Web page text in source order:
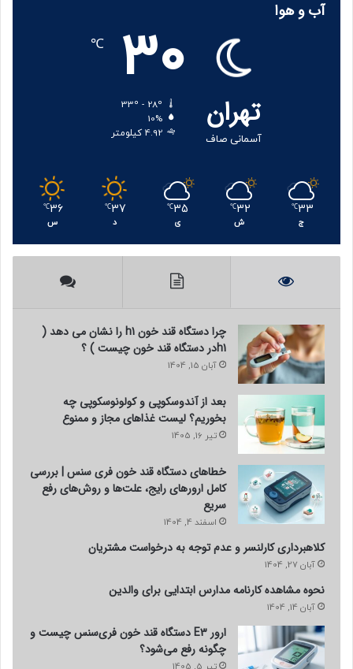
کپی لینک
آب و هوا
تهران
آسمانی صاف
30
℃
10%
4.92 کیلومتر
33
℃
ج
32
℃
ش
35
℃
ی
37
℃
د
36
℃
س
چرا دستگاه قند خون h1 را نشان می دهد (
h1در دستگاه قند خون چیست ) ؟
آبان 15, 1404
بعد از آندوسکوپی و کولونوسکوپی چه
بخوریم؟ لیست غذاهای مجاز و ممنوع
تیر 16, 1405
خطاهای دستگاه قند خون فری سنس | بررسی
کامل ارورهای رایج، علت‌ها و روش‌های رفع
سریع
اسفند 4, 1404
کلاهبرداری کارلنسر و عدم توجه به درخواست مشتریان
آبان 27, 1404
نحوه مشاهده کارنامه مدارس ابتدایی برای والدین
آبان 14, 1404
ارور E3 دستگاه قند خون فری‌سنس چیست و
چگونه رفع می‌شود؟
تیر 5, 1405